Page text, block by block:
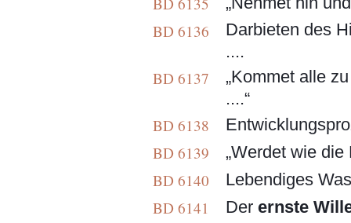
BD 6136
Darbieten des
....
BD 6137
„Kommet alle
....“
BD 6138
BD 6139
„Werdet wie die
BD 6140
Lebendiges
BD 6141
Der ernste